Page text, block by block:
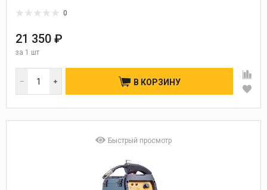
0
21 350 ₽
за 1 шт
В КОРЗИНУ
Быстрый просмотр